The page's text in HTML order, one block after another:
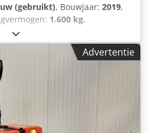
(gebruikt), Bouwjaar: 2019,
1.600 kg,
, Manufacturer + model:STILL
x 580 ID:25050.8226 Cat.:Demo
Udcjfx Ad Noa
Hours:435 hours Capacity:24 v
RAVAS weegsysteem !!!
Advertentie